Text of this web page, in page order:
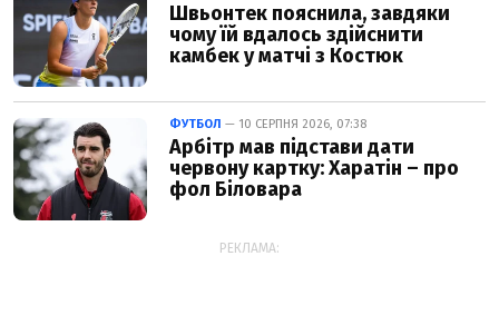
Швьонтек пояснила, завдяки
чому їй вдалось здійснити
камбек у матчі з Костюк
ФУТБОЛ — 10 СЕРПНЯ 2026, 07:38
Арбітр мав підстави дати
червону картку: Харатін – про
фол Біловара
РЕКЛАМА: